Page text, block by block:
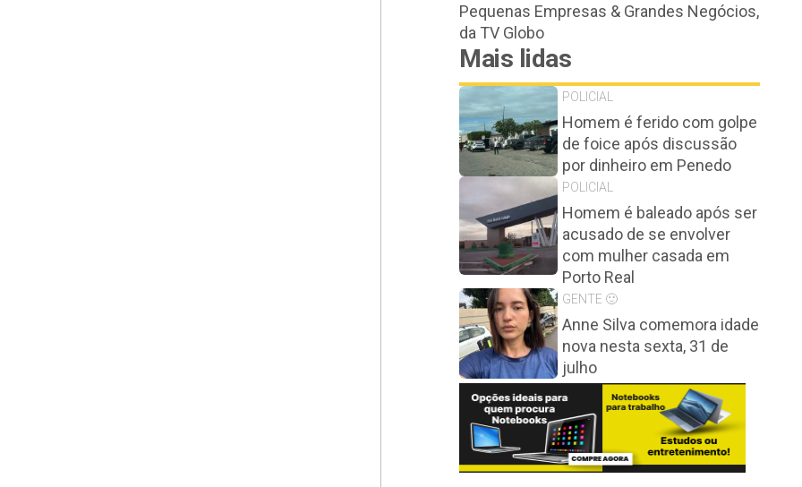
Pequenas Empresas & Grandes Negócios,
da TV Globo
Mais lidas
POLICIAL
Homem é ferido com golpe
de foice após discussão
por dinheiro em Penedo
POLICIAL
Homem é baleado após ser
acusado de se envolver
com mulher casada em
Porto Real
GENTE 🙂
Anne Silva comemora idade
nova nesta sexta, 31 de
julho